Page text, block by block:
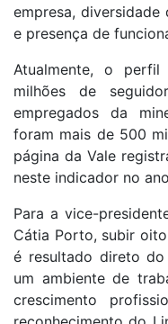
empresa, diversidade
e presença de
Atualmente, o
milhões de
empregados da
foram mais de 500
página da Vale
neste indicador no
Para a vice-
Cátia Porto, subir
é resultado direto
um ambiente de
crescimento